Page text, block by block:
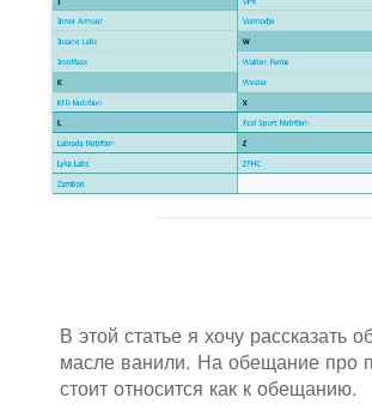
В этой статье я хочу рассказать
масле ванили. На обещание про
стоит относится как к обещанию.